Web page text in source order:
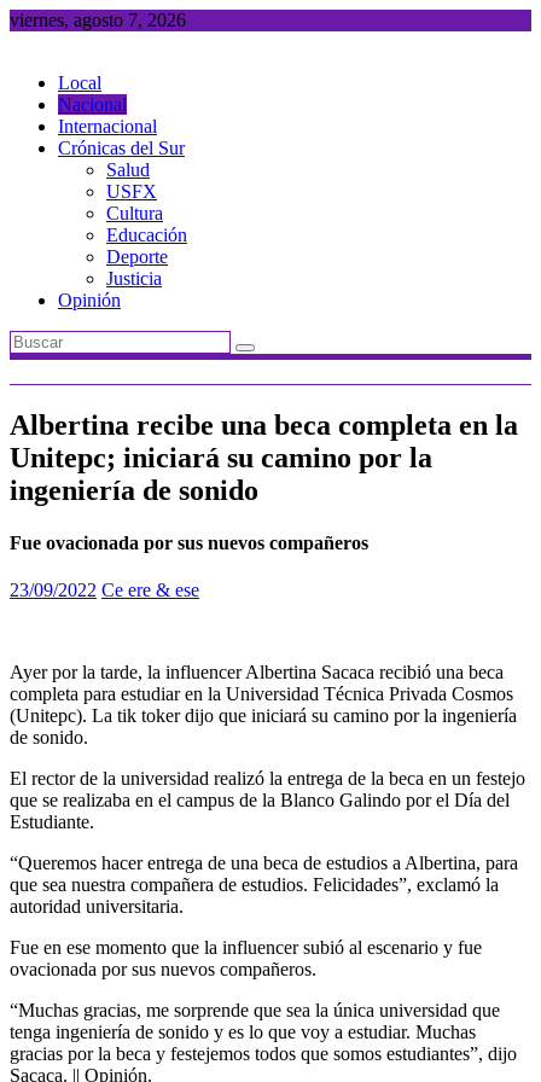
Saltar
viernes, agosto 7, 2026
Local
Nacional
Internacional
Crónicas del Sur
Salud
USFX
Cultura
Educación
Deporte
Justicia
Opinión
Albertina recibe una beca completa en la
Unitepc; iniciará su camino por la
ingeniería de sonido
Fue ovacionada por sus nuevos compañeros
23/09/2022 Ce ere & ese
Ayer por la tarde, la influencer Albertina Sacaca recibió una beca
completa para estudiar en la Universidad Técnica Privada Cosmos
(Unitepc). La tik toker dijo que iniciará su camino por la ingeniería
de sonido.
El rector de la universidad realizó la entrega de la beca en un festejo
que se realizaba en el campus de la Blanco Galindo por el Día del
Estudiante.
“Queremos hacer entrega de una beca de estudios a Albertina, para
que sea nuestra compañera de estudios. Felicidades”, exclamó la
autoridad universitaria.
Fue en ese momento que la influencer subió al escenario y fue
ovacionada por sus nuevos compañeros.
“Muchas gracias, me sorprende que sea la única universidad que
tenga ingeniería de sonido y es lo que voy a estudiar. Muchas
gracias por la beca y festejemos todos que somos estudiantes”, dijo
Sacaca. || Opinión.